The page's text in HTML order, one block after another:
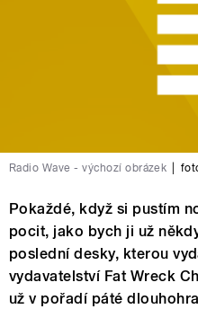
Radio Wave - výchozí obrázek
Pokaždé, když si pustím
pocit, jako bych ji už
poslední desky, kterou
vydavatelství Fat Wreck
už v pořadí páté